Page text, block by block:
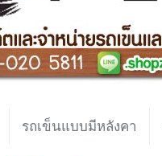
รถเข็นแบบมีหลังคา